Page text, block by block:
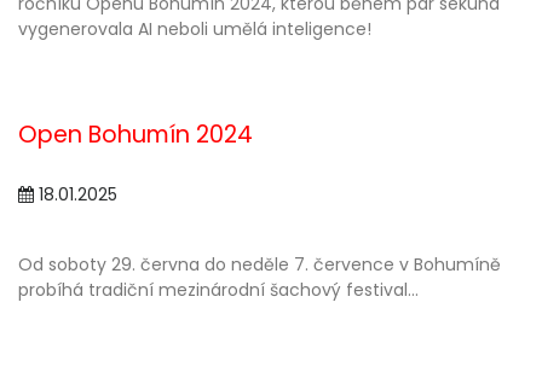
vygenerovala AI neboli umělá inteligence!
Open Bohumín 2024
18.01.2025
Od soboty 29. června do neděle 7. července v Bohumíně
probíhá tradiční mezinárodní šachový festival...